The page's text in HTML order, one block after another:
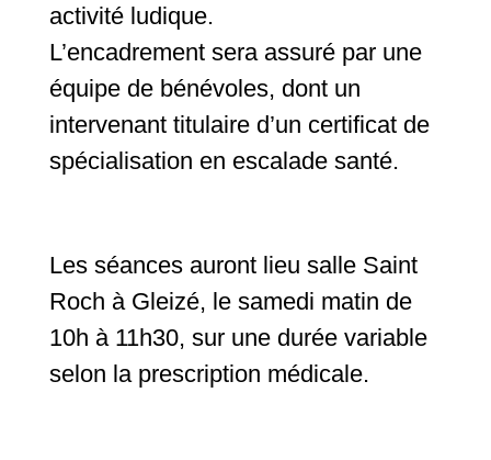
activité ludique.
L’encadrement sera assuré par une
équipe de bénévoles, dont un
intervenant titulaire d’un certificat de
spécialisation en escalade santé.
Les séances auront lieu salle Saint
Roch à Gleizé, le samedi matin de
10h à 11h30, sur une durée variable
selon la prescription médicale.